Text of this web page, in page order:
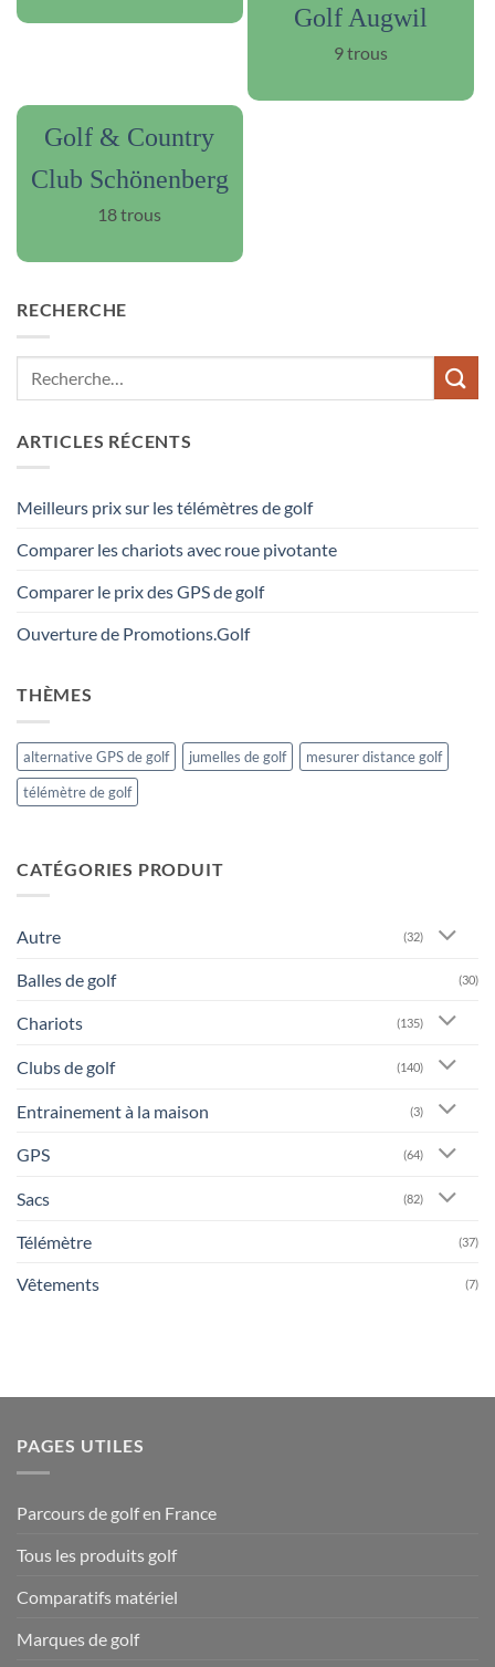
Golf Augwil
9 trous
Golf & Country
Club Schönenberg
18 trous
RECHERCHE
ARTICLES RÉCENTS
Meilleurs prix sur les télémètres de golf
Comparer les chariots avec roue pivotante
Comparer le prix des GPS de golf
Ouverture de Promotions.Golf
THÈMES
alternative GPS de golf jumelles de golf
mesurer distance golf
télémètre de golf
CATÉGORIES PRODUIT
Autre (32)
Balles de golf (30)
Chariots (135)
Clubs de golf (140)
Entrainement à la maison (3)
GPS (64)
Sacs (82)
Télémètre (37)
Vêtements (7)
PAGES UTILES
Parcours de golf en France
Tous les produits golf
Comparatifs matériel
Marques de golf